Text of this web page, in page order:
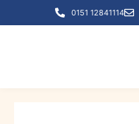
0151 12841114